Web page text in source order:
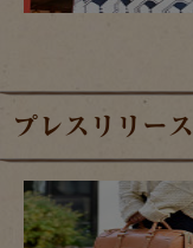
プレスリリース